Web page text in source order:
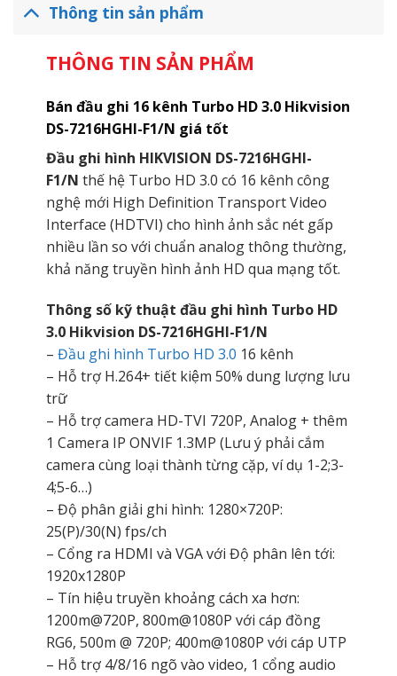
Thông tin sản phẩm
THÔNG TIN SẢN PHẨM
Bán đầu ghi 16 kênh Turbo HD 3.0 Hikvision
DS-7216HGHI-F1/N giá tốt
Đầu ghi hình HIKVISION DS-7216HGHI-
F1/N thế hệ Turbo HD 3.0 có 16 kênh công
nghệ mới High Definition Transport Video
Interface (HDTVI) cho hình ảnh sắc nét gấp
nhiều lần so với chuẩn analog thông thường,
khả năng truyền hình ảnh HD qua mạng tốt.
Thông số kỹ thuật đầu ghi hình Turbo HD
3.0 Hikvision DS-7216HGHI-F1/N
– Đầu ghi hình Turbo HD 3.0 16 kênh
– Hỗ trợ H.264+ tiết kiệm 50% dung lượng lưu
trữ
– Hỗ trợ camera HD-TVI 720P, Analog + thêm
1 Camera IP ONVIF 1.3MP (Lưu ý phải cắm
camera cùng loại thành từng cặp, ví dụ 1-2;3-
4;5-6…)
– Độ phân giải ghi hình: 1280×720P:
25(P)/30(N) fps/ch
– Cổng ra HDMI và VGA với Độ phân lên tới:
1920x1280P
– Tín hiệu truyền khoảng cách xa hơn:
1200m@720P, 800m@1080P với cáp đồng
RG6, 500m @ 720P; 400m@1080P với cáp UTP
– Hỗ trợ 4/8/16 ngõ vào video, 1 cổng audio